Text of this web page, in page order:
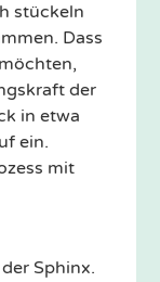
stückeln
Dass
der
in etwa
ein.
mit
Sphinx.